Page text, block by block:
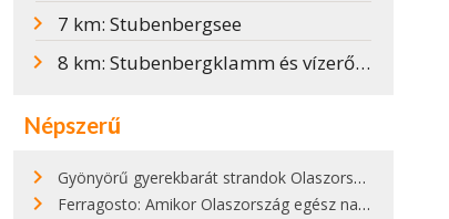
7 km: Stubenbergsee
8 km: Stubenbergklamm és vízerőmű
Népszerű
Gyönyörű gyerekbarát strandok Olaszországban - megmutatjuk a 15 legjobbat
Ferragosto: Amikor Olaszország egész nap nyaral